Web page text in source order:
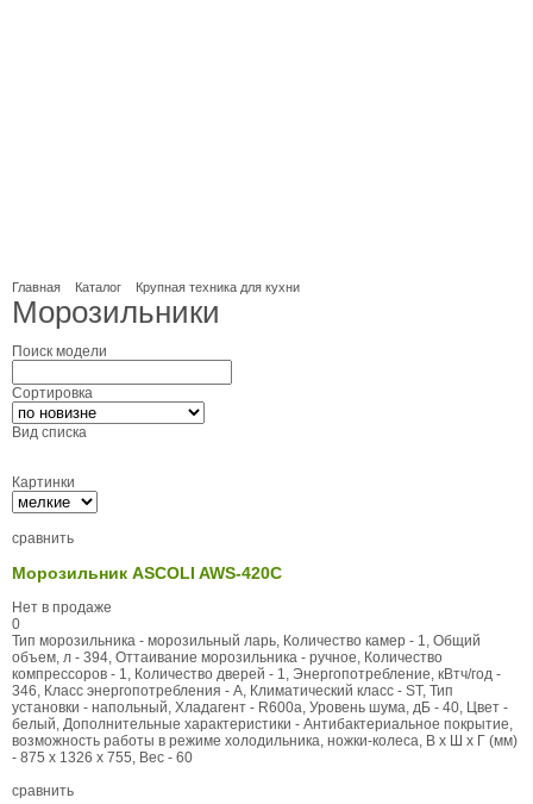
Главная Каталог Крупная техника для кухни
Морозильники
Поиск модели
Сортировка
Вид списка
Картинки
сравнить
Морозильник ASCOLI AWS-420C
Нет в продаже
0
Тип морозильника - морозильный ларь, Количество камер - 1, Общий
объем, л - 394, Оттаивание морозильника - ручное, Количество
компрессоров - 1, Количество дверей - 1, Энергопотребление, кВтч/год -
346, Класс энергопотребления - A, Климатический класс - ST, Тип
установки - напольный, Хладагент - R600a, Уровень шума, дБ - 40, Цвет -
белый, Дополнительные характеристики - Антибактериальное покрытие,
возможность работы в режиме холодильника, ножки-колеса, В x Ш x Г (мм)
- 875 x 1326 x 755, Вес - 60
сравнить